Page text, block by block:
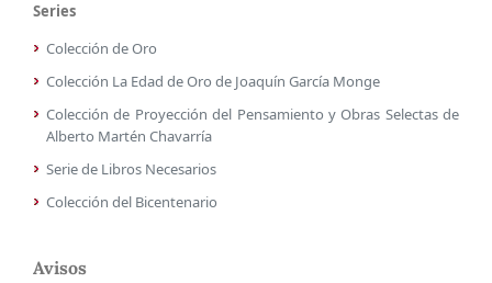
Series
Colección de Oro
Colección La Edad de Oro de Joaquín García Monge
Colección de Proyección del Pensamiento y Obras Selectas de
Alberto Martén Chavarría
Serie de Libros Necesarios
Colección del Bicentenario
Avisos